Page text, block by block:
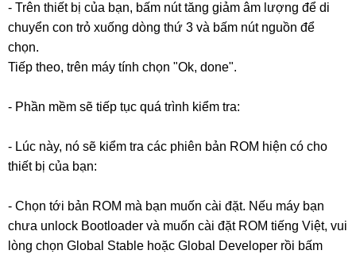
- Trên thiết bị của bạn, bấm nút tăng giảm âm lượng để di
chuyển con trỏ xuống dòng thứ 3 và bấm nút nguồn để
chọn.
Tiếp theo, trên máy tính chọn "Ok, done".
- Phần mềm sẽ tiếp tục quá trình kiểm tra:
- Lúc này, nó sẽ kiểm tra các phiên bản ROM hiện có cho
thiết bị của bạn:
- Chọn tới bản ROM mà bạn muốn cài đặt. Nếu máy bạn
chưa unlock Bootloader và muốn cài đặt ROM tiếng Việt, vui
lòng chọn Global Stable hoặc Global Developer rồi bấm